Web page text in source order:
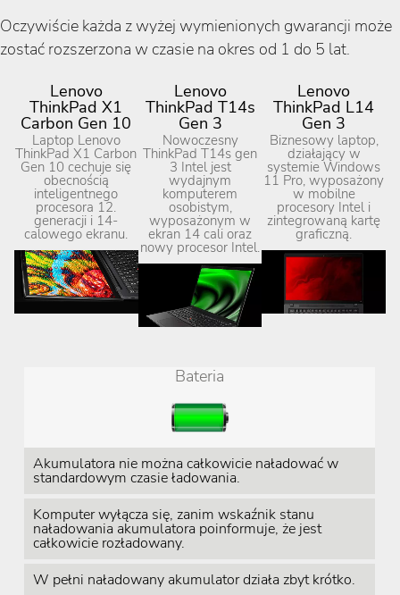
Oczywiście każda z wyżej wymienionych gwarancji może
zostać rozszerzona w czasie na okres od 1 do 5 lat.
Lenovo
ThinkPad X1
Carbon Gen 10
Laptop Lenovo
ThinkPad X1 Carbon
Gen 10 cechuje się
obecnością
inteligentnego
procesora 12.
generacji i 14-
calowego ekranu.
Lenovo
ThinkPad T14s
Gen 3
Nowoczesny
ThinkPad T14s gen
3 Intel jest
wydajnym
komputerem
osobistym,
wyposażonym w
ekran 14 cali oraz
nowy procesor Intel.
Lenovo
ThinkPad L14
Gen 3
Biznesowy laptop,
działający w
systemie Windows
11 Pro, wyposażony
w mobilne
procesory Intel i
zintegrowaną kartę
graficzną.
Bateria
Akumulatora nie można całkowicie naładować w
standardowym czasie ładowania.
Komputer wyłącza się, zanim wskaźnik stanu
naładowania akumulatora poinformuje, że jest
całkowicie rozładowany.
W pełni naładowany akumulator działa zbyt krótko.